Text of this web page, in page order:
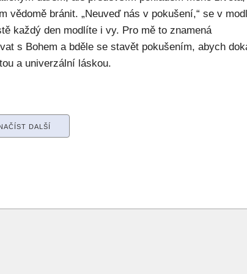
vědomě bránit. „Neuveď nás v pokušení,“ se v
každý den modlíte i vy. Pro mě to znamená
s Bohem a bděle se stavět pokušením, abych
a univerzální láskou.
DALŠÍ